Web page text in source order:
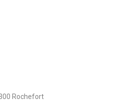
Rochefort